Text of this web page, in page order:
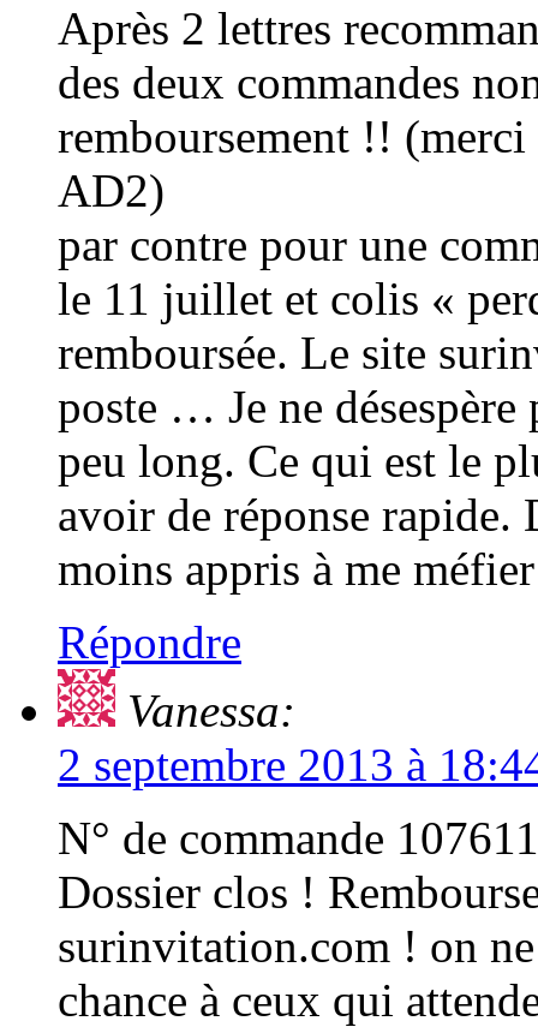
Après 2 lettres
des deux commandes
remboursement !! (merci
AD2)
par contre pour une
le 11 juillet et colis «
remboursée. Le site
poste … Je ne
peu long. Ce qui est le
avoir de réponse rapide.
moins appris à me
Répondre
Vanessa:
2 septembre 2013 à
N° de commande
Dossier clos !
surinvitation.com ! on
chance à ceux qui